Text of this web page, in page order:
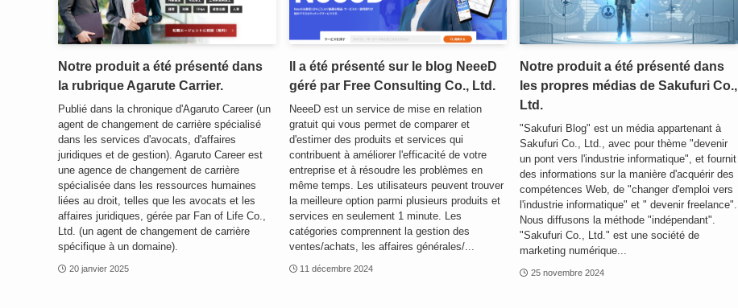
Notre produit a été présenté dans
la rubrique Agarute Carrier.
Publié dans la chronique d'Agaruto Career (un
agent de changement de carrière spécialisé
dans les services d'avocats, d'affaires
juridiques et de gestion). Agaruto Career est
une agence de changement de carrière
spécialisée dans les ressources humaines
liées au droit, telles que les avocats et les
affaires juridiques, gérée par Fan of Life Co.,
Ltd. (un agent de changement de carrière
spécifique à un domaine).
20 janvier 2025
Il a été présenté sur le blog NeeeD
géré par Free Consulting Co., Ltd.
NeeeD est un service de mise en relation
gratuit qui vous permet de comparer et
d'estimer des produits et services qui
contribuent à améliorer l'efficacité de votre
entreprise et à résoudre les problèmes en
même temps. Les utilisateurs peuvent trouver
la meilleure option parmi plusieurs produits et
services en seulement 1 minute. Les
catégories comprennent la gestion des
ventes/achats, les affaires générales/...
11 décembre 2024
Notre produit a été présenté dans
les propres médias de Sakufuri Co.,
Ltd.
"Sakufuri Blog" est un média appartenant à
Sakufuri Co., Ltd., avec pour thème "devenir
un pont vers l'industrie informatique", et fournit
des informations sur la manière d'acquérir des
compétences Web, de "changer d'emploi vers
l'industrie informatique" et " devenir freelance".
Nous diffusons la méthode "indépendant".
"Sakufuri Co., Ltd." est une société de
marketing numérique...
25 novembre 2024